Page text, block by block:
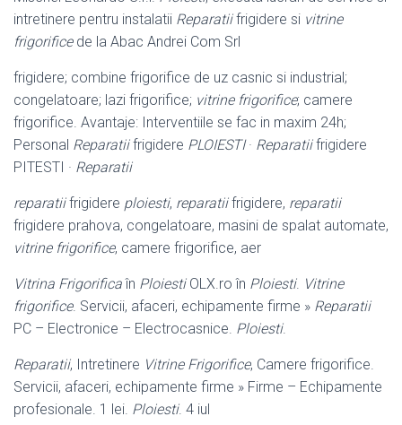
intretinere pentru instalatii Reparatiifrigidere si vitrine
frigorificede la Abac Andrei Com Srl
frigidere; combine frigorifice de uz casnic si industrial;
congelatoare; lazi frigorifice; vitrine frigorifice; camere
frigorifice. Avantaje: Interventiile se fac in maxim 24h;
Personal Reparatiifrigidere PLOIESTI· Reparatiifrigidere
PITESTI · Reparatii
reparatiifrigidere ploiesti, reparatiifrigidere, reparatii
frigidere prahova, congelatoare, masini de spalat automate,
vitrine frigorifice, camere frigorifice, aer
Vitrina Frigorificaîn PloiestiOLX.ro în Ploiesti. Vitrine
frigorifice. Servicii, afaceri, echipamente firme » Reparatii
PC – Electronice – Electrocasnice. Ploiesti.
Reparatii, Intretinere Vitrine Frigorifice, Camere frigorifice.
Servicii, afaceri, echipamente firme » Firme – Echipamente
profesionale. 1 lei. Ploiesti. 4 iul